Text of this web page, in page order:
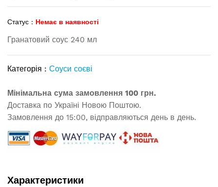
Статус : Немає в наявності
Гранатовий соус 240 мл
Категорія : Соуси соєві
Мінімальна сума замовлення 100 грн.
Доставка по Україні Новою Поштою.
Замовлення до 15:00, відправляються день в день.
Характеристики